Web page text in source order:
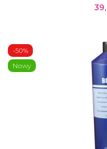
-50%
Nowy